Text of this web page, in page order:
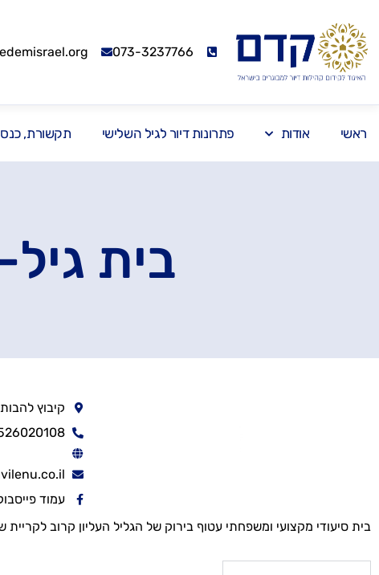
073-3237766
ראשי אודות פתרונות דיור לגיל השלישי תקשורת,
בית
קיבוץ
עמוד
בית סיעודי מקצועי ומשפחתי עטוף בירוק של הגליל העליון קרוב לקריית